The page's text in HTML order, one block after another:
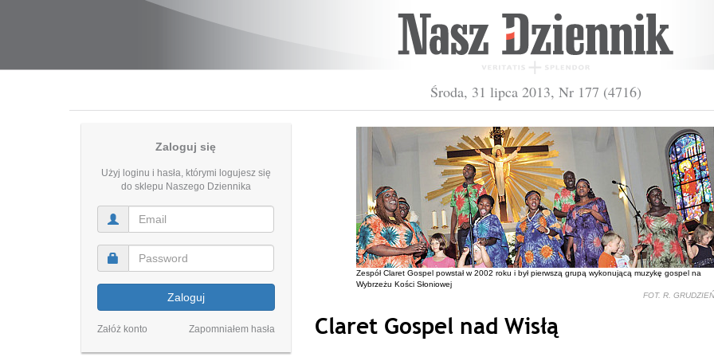
Środa, 31 lipca 2013, Nr 177 (4716)
Zaloguj się
Użyj loginu i hasła, którymi logujesz się
do sklepu Naszego Dziennika
Zaloguj
Załóż konto Zapomniałem hasła
Zespół Claret Gospel powstał w 2002 roku i był pierwszą grupą wykonującą muzykę gospel na
Wybrzeżu Kości Słoniowej
FOT. R. GRUDZIEŃ
Claret Gospel nad Wisłą